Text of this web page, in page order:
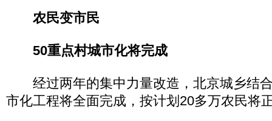
农民变市民
50重点村城市化将完成
经过两年的集中力量改造，北京城乡结
市化工程将全面完成，按计划20多万农民将